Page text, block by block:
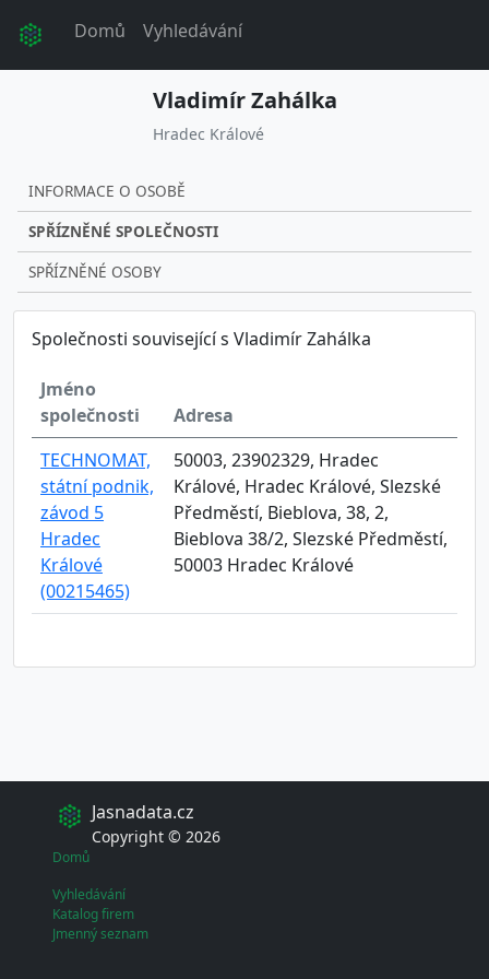
Domů Vyhledávání
Vladimír Zahálka
Hradec Králové
INFORMACE O OSOBĚ
SPŘÍZNĚNÉ SPOLEČNOSTI
SPŘÍZNĚNÉ OSOBY
Společnosti související s Vladimír Zahálka
Jméno
společnosti
Adresa
TECHNOMAT,
státní podnik,
závod 5
Hradec
Králové
(00215465)
50003, 23902329, Hradec
Králové, Hradec Králové, Slezské
Předměstí, Bieblova, 38, 2,
Bieblova 38/2, Slezské Předměstí,
50003 Hradec Králové
Jasnadata.cz
Copyright © 2026
Domů
Vyhledávání
Katalog firem
Jmenný seznam